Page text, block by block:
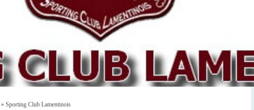
» Sporting Club Lamentinois